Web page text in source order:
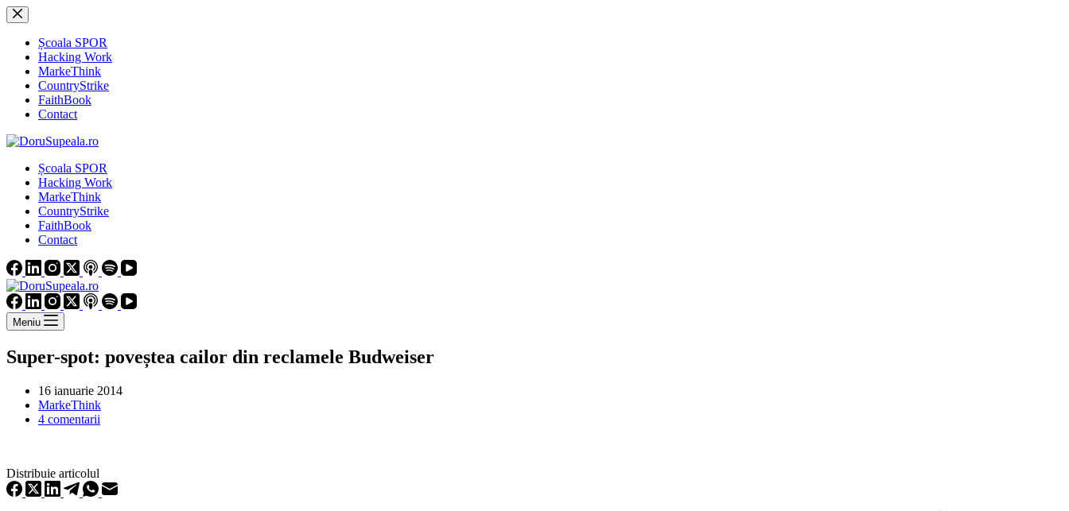
Sari
la
conținutȘcoala SPOR
Hacking Work
MarkeThink
CountryStrike
FaithBook
Contact
Școala SPOR
Hacking Work
MarkeThink
CountryStrike
FaithBook
Contact
Meniu
Super-spot: poveștea cailor din reclamele Budweiser
16 ianuarie 2014
MarkeThink
4 comentarii
Distribuie articolul